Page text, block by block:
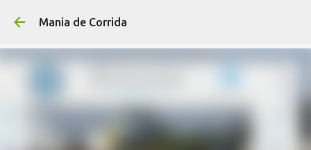
Mania de Corrida